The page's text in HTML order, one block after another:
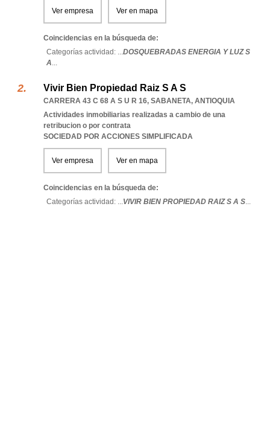
Ver empresa Ver en mapa
Coincidencias en la búsqueda de:
Categorías actividad: ...DOSQUEBRADAS ENERGIA Y LUZ S
A...
Vivir Bien Propiedad Raiz S A S
CARRERA 43 C 68 A S U R 16, SABANETA, ANTIOQUIA
Actividades inmobiliarias realizadas a cambio de una
retribucion o por contrata
SOCIEDAD POR ACCIONES SIMPLIFICADA
Ver empresa Ver en mapa
Coincidencias en la búsqueda de:
Categorías actividad: ...VIVIR BIEN PROPIEDAD RAIZ S A S...